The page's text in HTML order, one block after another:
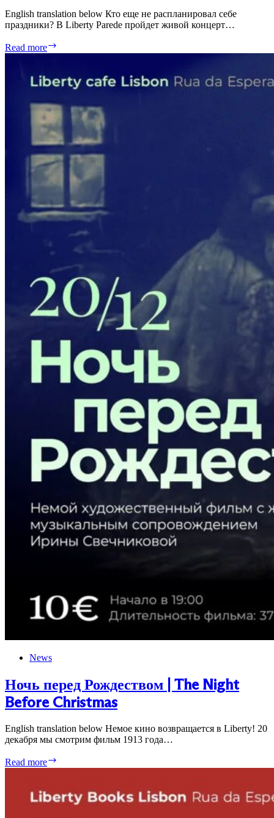
English translation below Кто еще не распланировал себе
праздники? В Liberty Parede пройдет живой концерт…
Read more
Year
News
Ночь перед Рождеством | The Night
Before Christmas
English translation below Немое кино возвращается в Liberty! 20
декабря мы смотрим фильм 1913 года…
Read more
перед
|
The